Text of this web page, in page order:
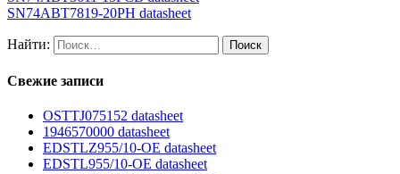
SN74ABT7819-20PH datasheet
Найти:
Свежие записи
OSTTJ075152 datasheet
1946570000 datasheet
EDSTLZ955/10-OE datasheet
EDSTL955/10-OE datasheet